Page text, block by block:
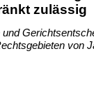
zulässig
von